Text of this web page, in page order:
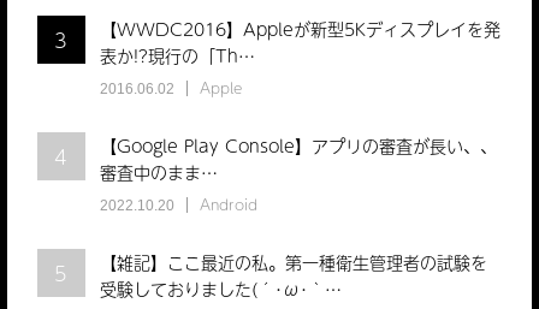
3
【WWDC2016】Appleが新型5Kディスプレイを発
表か!?現行の「Th…
2016.06.02 Apple
4
【Google Play Console】アプリの審査が長い、、
審査中のまま…
2022.10.20 Android
5
【雑記】ここ最近の私。第一種衛生管理者の試験を
受験しておりました(´･ω･｀…